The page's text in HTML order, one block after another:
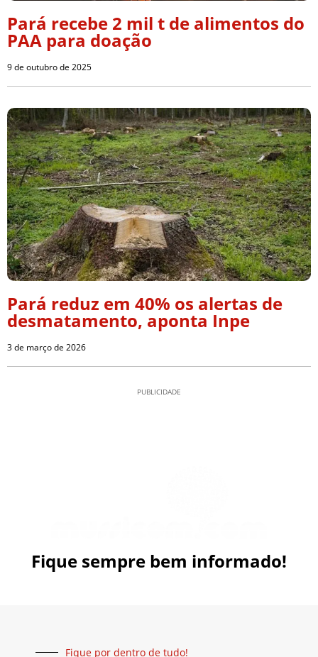
Pará recebe 2 mil t de alimentos do
PAA para doação
9 de outubro de 2025
Pará reduz em 40% os alertas de
desmatamento, aponta Inpe
3 de março de 2026
PUBLICIDADE
Fique sempre bem informado!
Fique por dentro de tudo!